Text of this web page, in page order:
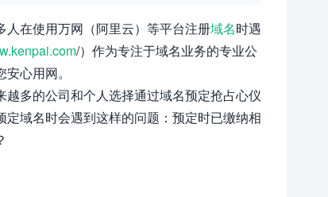
在使用万网（阿里云）等平台注册域名时遇
/）作为专注于域名业务的专业公
心用网。
多的公司和个人选择通过域名预定抢占心仪
域名时会遇到这样的问题：预定时已缴纳相